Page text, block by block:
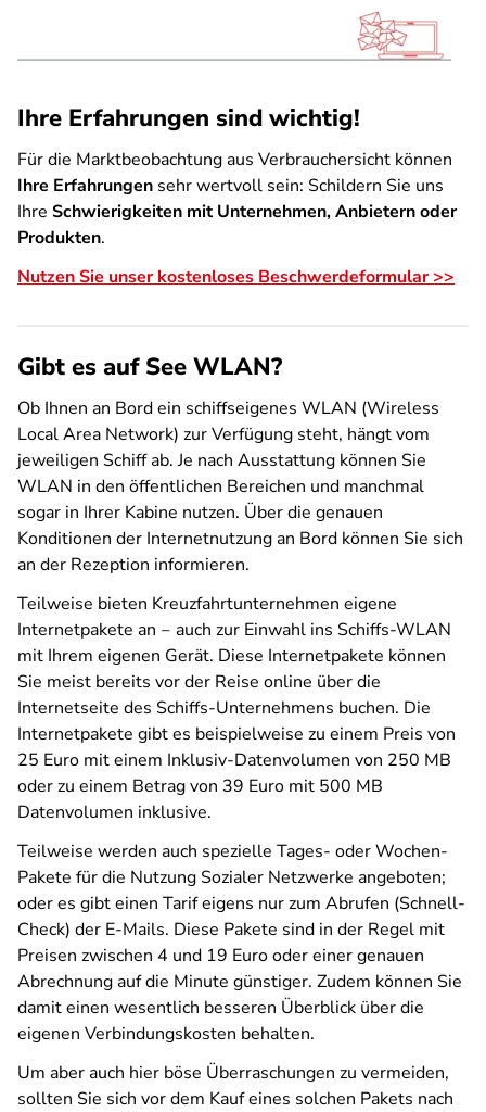
Ihre Erfahrungen sind wichtig!
Für die Marktbeobachtung aus Verbrauchersicht können
Ihre Erfahrungen sehr wertvoll sein: Schildern Sie uns
Ihre Schwierigkeiten mit Unternehmen, Anbietern oder
Produkten.
Nutzen Sie unser kostenloses Beschwerdeformular >>
Gibt es auf See WLAN?
Ob Ihnen an Bord ein schiffseigenes WLAN (Wireless
Local Area Network) zur Verfügung steht, hängt vom
jeweiligen Schiff ab. Je nach Ausstattung können Sie
WLAN in den öffentlichen Bereichen und manchmal
sogar in Ihrer Kabine nutzen. Über die genauen
Konditionen der Internetnutzung an Bord können Sie sich
an der Rezeption informieren.
Teilweise bieten Kreuzfahrtunternehmen eigene
Internetpakete an ‒ auch zur Einwahl ins Schiffs-WLAN
mit Ihrem eigenen Gerät. Diese Internetpakete können
Sie meist bereits vor der Reise online über die
Internetseite des Schiffs-Unternehmens buchen. Die
Internetpakete gibt es beispielweise zu einem Preis von
25 Euro mit einem Inklusiv-Datenvolumen von 250 MB
oder zu einem Betrag von 39 Euro mit 500 MB
Datenvolumen inklusive.
Teilweise werden auch spezielle Tages- oder Wochen-
Pakete für die Nutzung Sozialer Netzwerke angeboten;
oder es gibt einen Tarif eigens nur zum Abrufen (Schnell-
Check) der E-Mails. Diese Pakete sind in der Regel mit
Preisen zwischen 4 und 19 Euro oder einer genauen
Abrechnung auf die Minute günstiger. Zudem können Sie
damit einen wesentlich besseren Überblick über die
eigenen Verbindungskosten behalten.
Um aber auch hier böse Überraschungen zu vermeiden,
sollten Sie sich vor dem Kauf eines solchen Pakets nach